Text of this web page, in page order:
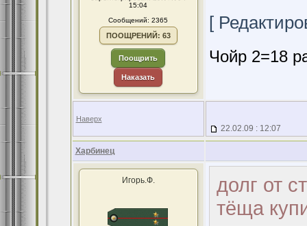
15:04
Сообщений: 2365
ПООЩРЕНИЙ: 63
Поощрить
Наказать
[
Чойр 2=18
Наверх
22.02.09 : 12:07
Харбинец
Игорь.Ф.
долг от
тёща